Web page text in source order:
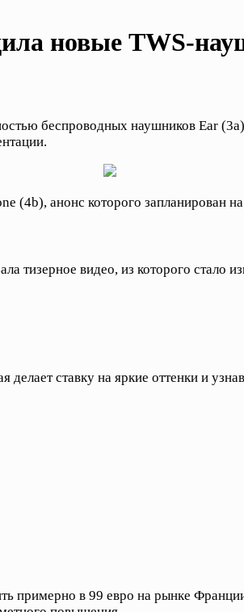
новые TWS-
беспроводных наушников Ear
(4b), анонс которого запланирован
тизерное видео, из которого стало
ставку на яркие оттенки и
примерно в 99 евро на рынке